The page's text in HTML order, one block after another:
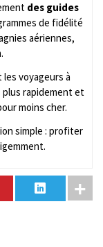
des guides
de fidélité
aériennes,
les voyageurs à
plus rapidement et
moins cher.
simple : profiter